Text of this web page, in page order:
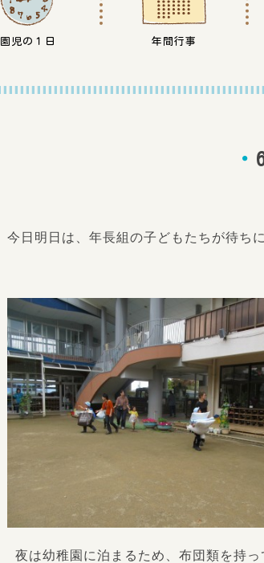
園児の１日 年間行事
今日明日は、年長組の子どもたちが待ち
夜は幼稚園に泊まるため、布団類を持っ